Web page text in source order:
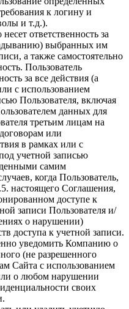
к логину и
и т.д.).
ответственность за
выбранных им
а также самостоятельно
Пользователь
за все действия (а
с использованием
Пользователя, включая
данных для
третьим лицам на
или
в рамках или с
учетной записью
самим
когда Пользователь,
настоящего Соглашения,
доступе к
записи Пользователя и/
о нарушении)
доступа к учетной записи.
уведомить Компанию о
(не разрешенного
Сайта с использованием
о любом нарушении
своих